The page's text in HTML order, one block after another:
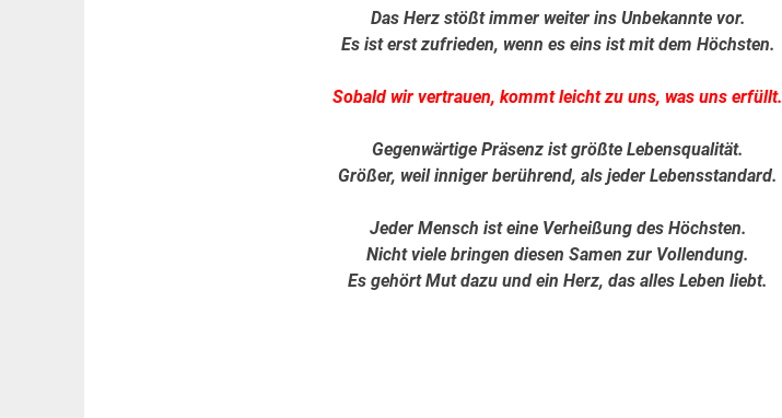
Das Herz stößt immer weiter ins Unbekannte vor.
Es ist erst zufrieden, wenn es eins ist mit dem Höchsten.
Sobald wir vertrauen, kommt leicht zu uns, was uns erfüllt.
Gegenwärtige Präsenz ist größte Lebensqualität.
Größer, weil inniger berührend, als jeder Lebensstandard.
Jeder Mensch ist eine Verheißung des Höchsten.
Nicht viele bringen diesen Samen zur Vollendung.
Es gehört Mut dazu und ein Herz, das alles Leben liebt.